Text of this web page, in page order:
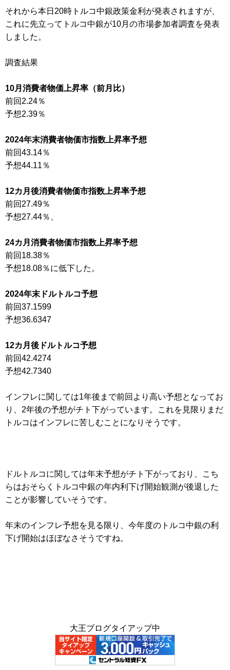
それから本日20時トルコ中銀政策金利が発表されますが、
これに先立ってトルコ中銀が10月の市場参加者調査を発表
しました。
調査結果
10月消費者物価上昇率（前月比）
前回2.24％
予想2.39％
2024年末消費者物価市指数上昇率予想
前回43.14％
予想44.11％
12カ月後消費者物価市指数上昇率予想
前回27.49％
予想27.44％、
24カ月消費者物価市指数上昇率予想
前回18.38％
予想18.08％に低下した。
2024年末ドルトルコ予想
前回37.1599
予想36.6347
12カ月後ドルトルコ予想
前回42.4274
予想42.7340
インフレに関しては1年後まで前回より高い予想となってお
り、2年後の予想がチト下がっています。これを見限りまだ
トルコはインフレに苦しむことになりそうです。
ドルトルコに関しては年末予想がチト下がっており、こち
らはおそらくトルコ中銀の年内利下げ開始観測が後退した
ことが影響していそうです。
年末のインフレ予想を見る限り、今年度のトルコ中銀の利
下げ開始はほぼなさそうですね。
大王ブログタイアップ中